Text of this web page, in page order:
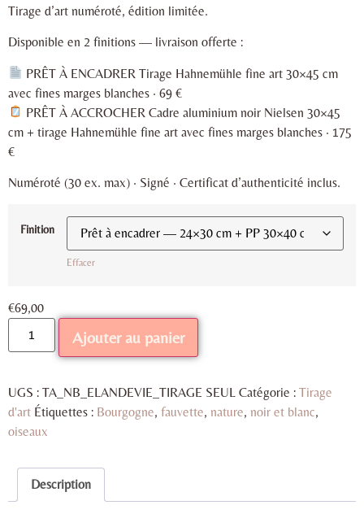
Tirage d’art numéroté, édition limitée.
Disponible en 2 finitions — livraison offerte :
PRÊT À ENCADRER Tirage Hahnemühle fine art 30×45 cm
avec fines marges blanches · 69 €
PRÊT À ACCROCHER Cadre aluminium noir Nielsen 30×45
cm + tirage Hahnemühle fine art avec fines marges blanches · 175
€
Numéroté (30 ex. max) · Signé · Certificat d’authenticité inclus.
Finition
Effacer
€69,00
Ajouter au panier
UGS : TA_NB_ELANDEVIE_TIRAGE SEUL Catégorie : Tirage
d'art Étiquettes : Bourgogne, fauvette, nature, noir et blanc,
oiseaux
Description